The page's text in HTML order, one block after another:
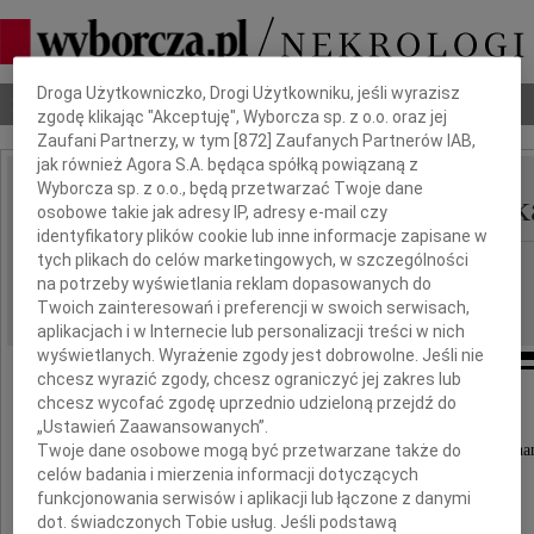
Nekrologi Odeszli Poradnik pogrzebowy
IMIĘ I NAZWISKO: Janina Tarmas -
REGION: Wrocław
DATA EMISJI: 10.12.2021
Z głębokim żalem zawiadamiamy,
że dnia 4 grudnia 2021 roku odeszła nasza
Mama, Babcia i Prababcia
Dbamy o Twoją prywatność
Droga Użytkowniczko, Drogi Użytkowniku, jeśli wyrazisz
zgodę klikając "Akceptuję", Wyborcza sp. z o.o. oraz jej
Zaufani Partnerzy, w tym [872] Zaufanych Partnerów IAB,
jak również Agora S.A. będąca spółką powiązaną z
Wyborcza sp. z o.o., będą przetwarzać Twoje dane
osobowe takie jak adresy IP, adresy e-mail czy
identyfikatory plików cookie lub inne informacje zapisane w
tych plikach do celów marketingowych, w szczególności
na potrzeby wyświetlania reklam dopasowanych do
Twoich zainteresowań i preferencji w swoich serwisach,
aplikacjach i w Internecie lub personalizacji treści w nich
wyświetlanych. Wyrażenie zgody jest dobrowolne. Jeśli nie
chcesz wyrazić zgody, chcesz ograniczyć jej zakres lub
chcesz wycofać zgodę uprzednio udzieloną przejdź do
„Ustawień Zaawansowanych”.
Twoje dane osobowe mogą być przetwarzane także do
celów badania i mierzenia informacji dotyczących
funkcjonowania serwisów i aplikacji lub łączone z danymi
dot. świadczonych Tobie usług. Jeśli podstawą